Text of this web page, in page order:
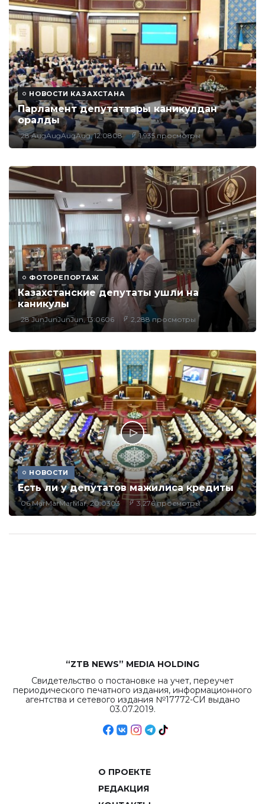
НОВОСТИ КАЗАХСТАНА
Парламент депутаттары каникулдан
оралды
28 AugAugAugAug, 12:0808 1,935 просмотры
ФОТОРЕПОРТАЖ
Казахстанские депутаты ушли на
каникулы
28 JunJunJunJun, 13:0606 2,288 просмотры
НОВОСТИ
Есть ли у депутатов мажилиса кредиты
06 MarMarMarMar, 20:0303 3,276 просмотры
“ZTB NEWS” MEDIA HOLDING
Свидетельство о постановке на учет, переучет
периодического печатного издания, информационного
агентства и сетевого издания №17772-СИ выдано
03.07.2019.
О ПРОЕКТЕ
РЕДАКЦИЯ